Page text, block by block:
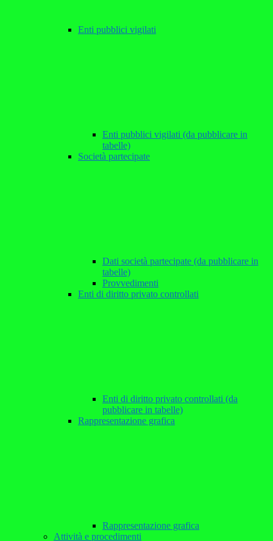
Enti pubblici vigilati
Enti pubblici vigilati (da pubblicare in
tabelle)
Società partecipate
Dati società partecipate (da pubblicare in
tabelle)
Provvedimenti
Enti di diritto privato controllati
Enti di diritto privato controllati (da
pubblicare in tabelle)
Rappresentazione grafica
Rappresentazione grafica
Attività e procedimenti